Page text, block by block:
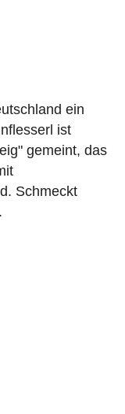
ein
ist
gemeint, das
Schmeckt